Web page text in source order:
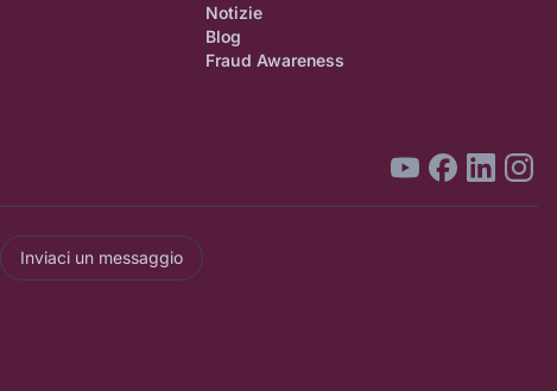
Notizie
Blog
Fraud Awareness
Inviaci un messaggio